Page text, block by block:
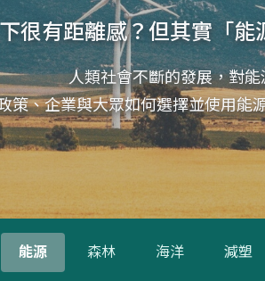
很有距離感？但其實「能
人類社會不斷的發展，對
策、企業與大眾如何選擇並使用能
能源 森林 海洋 減塑